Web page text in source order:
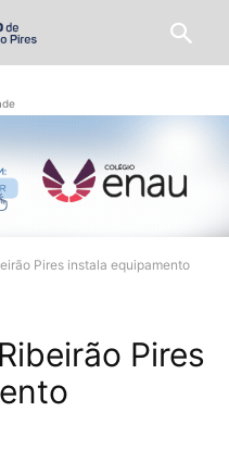
Pires instala equipamento
Pires